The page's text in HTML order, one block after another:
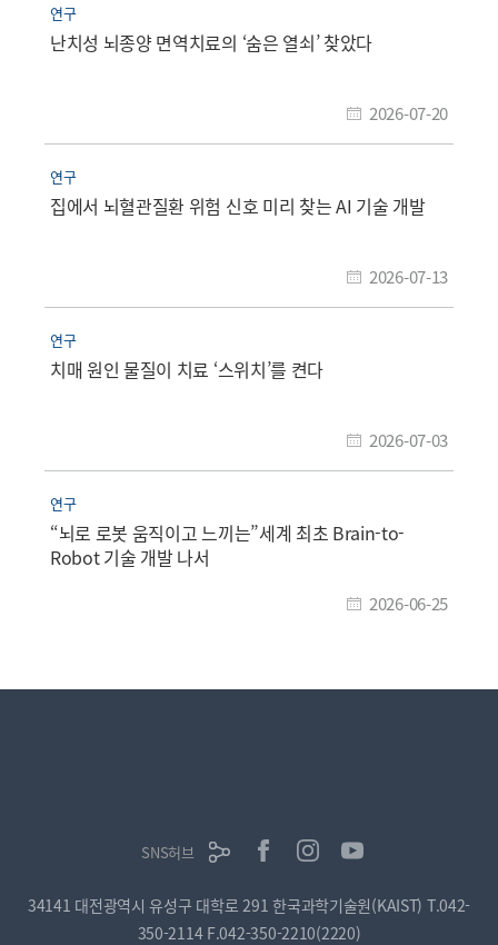
연구
난치성 뇌종양 면역치료의 ‘숨은 열쇠’ 찾았다
2026-07-20
연구
집에서 뇌혈관질환 위험 신호 미리 찾는 AI 기술 개발
2026-07-13
연구
치매 원인 물질이 치료 ‘스위치’를 켠다
2026-07-03
연구
“뇌로 로봇 움직이고 느끼는”세계 최초 Brain-to-
Robot 기술 개발 나서
2026-06-25
SNS허브
34141 대전광역시 유성구 대학로 291 한국과학기술원(KAIST) T.042-
350-2114 F.042-350-2210(2220)